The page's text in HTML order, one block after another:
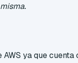
ya que cuenta